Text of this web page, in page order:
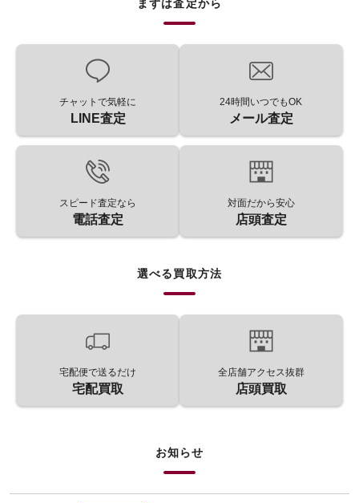
まずは査定から
チャットで気軽に
LINE査定
24時間いつでもOK
メール査定
スピード査定なら
電話査定
対面だから安心
店頭査定
選べる買取方法
宅配便で送るだけ
宅配買取
全店舗アクセス抜群
店頭買取
お知らせ